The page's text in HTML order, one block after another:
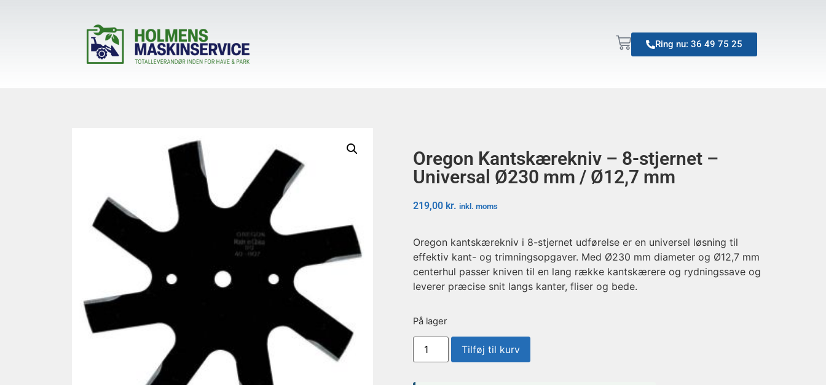
Ring nu: 36 49 75 25
Oregon Kantskærekniv – 8-stjernet –
Universal Ø230 mm / Ø12,7 mm
219,00 kr. inkl. moms
Oregon kantskærekniv i 8-stjernet udførelse er en universel løsning til
effektiv kant- og trimningsopgaver. Med Ø230 mm diameter og Ø12,7 mm
centerhul passer kniven til en lang række kantskærere og rydningssave og
leverer præcise snit langs kanter, fliser og bede.
På lager
Tilføj til kurv